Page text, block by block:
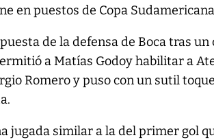
en puestos de Copa
de la defensa de Boca tras un
a Matías Godoy habilitar a
Romero y puso con un sutil
jugada similar a la del primer gol